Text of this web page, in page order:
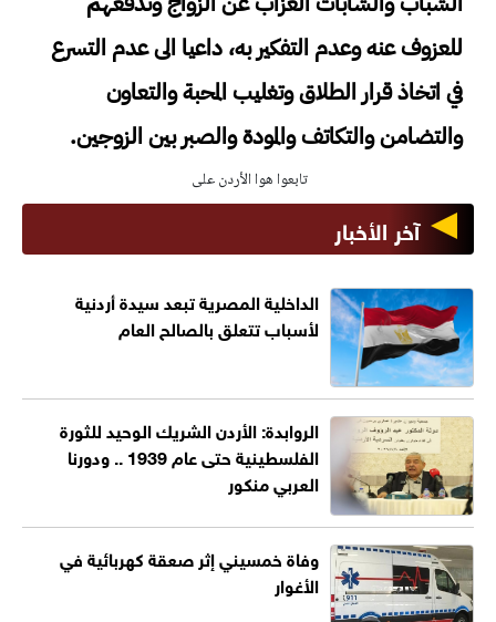
للعزوف عنه وعدم التفكير به، داعيا الى عدم التسرع
في اتخاذ قرار الطلاق وتغليب المحبة والتعاون
والتضامن والتكاتف والمودة والصبر بين الزوجين.
تابعوا هوا الأردن على
آخر الأخبار
الداخلية المصرية تبعد سيدة أردنية
لأسباب تتعلق بالصالح العام
الروابدة: الأردن الشريك الوحيد للثورة
الفلسطينية حتى عام 1939 .. ودورنا
العربي منكور
وفاة خمسيني إثر صعقة كهربائية في
الأغوار